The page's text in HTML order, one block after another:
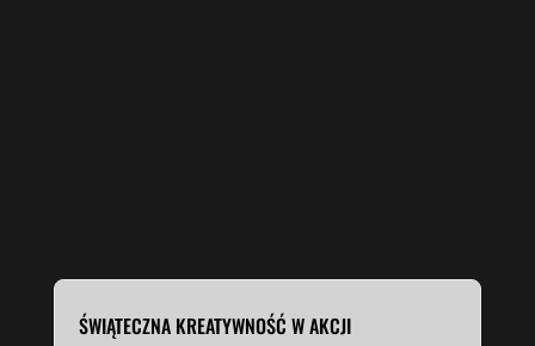
ŚWIĄTECZNA KREATYWNOŚĆ W AKCJI